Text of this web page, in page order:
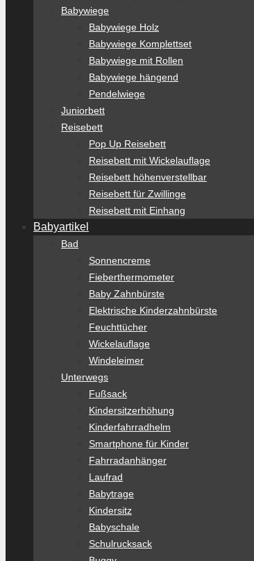
Babywiege
Babywiege Holz
Babywiege Komplettset
Babywiege mit Rollen
Babywiege hängend
Pendelwiege
Juniorbett
Reisebett
Pop Up Reisebett
Reisebett mit Wickelauflage
Reisebett höhenverstellbar
Reisebett für Zwillinge
Reisebett mit Einhang
Babyartikel
Bad
Sonnencreme
Fieberthermometer
Baby Zahnbürste
Elektrische Kinderzahnbürste
Feuchttücher
Wickelauflage
Windeleimer
Unterwegs
Fußsack
Kindersitzerhöhung
Kinderfahrradhelm
Smartphone für Kinder
Fahrradanhänger
Laufrad
Babytrage
Kindersitz
Babyschale
Schulrucksack